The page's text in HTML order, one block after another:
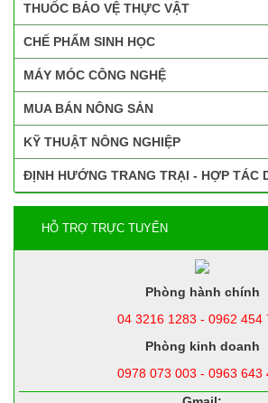
THUỐC BẢO VỆ THỰC VẬT
CHẾ PHẨM SINH HỌC
MÁY MÓC CÔNG NGHỆ
MUA BÁN NÔNG SẢN
KỸ THUẬT NÔNG NGHIỆP
ĐỊNH HƯỚNG TRANG TRẠI - HỢP TÁC
HỖ TRỢ TRỰC TUYẾN
Phòng hành chính
04 3216 1283 - 0962 454
Phòng kinh doanh
0978 073 003 - 0963 643